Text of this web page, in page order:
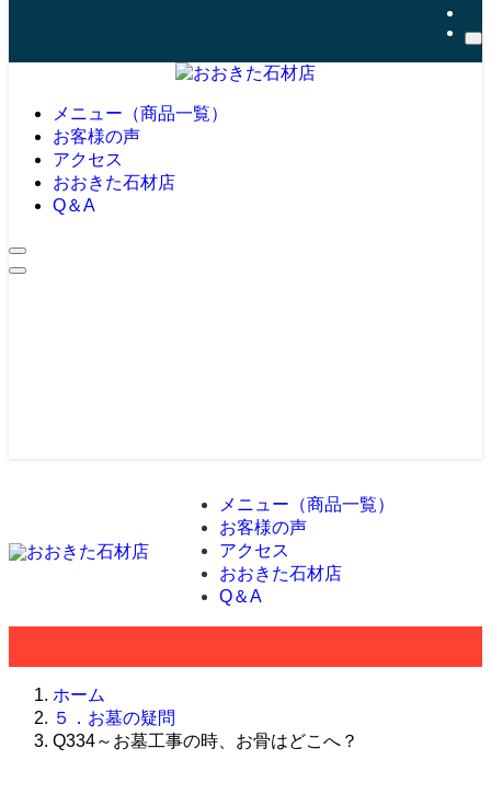
メニュー（商品一覧）
お客様の声
アクセス
おおきた石材店
Q＆A
メニュー（商品一覧）
お客様の声
アクセス
おおきた石材店
Q＆A
ホーム
５．お墓の疑問
Q334～お墓工事の時、お骨はどこへ？